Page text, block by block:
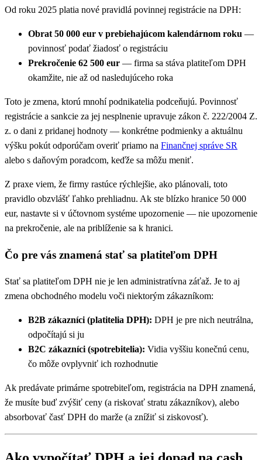
Od roku 2025 platia nové pravidlá povinnej registrácie na DPH:
Obrat 50 000 eur v prebiehajúcom kalendárnom roku —
povinnosť podať žiadosť o registráciu
Prekročenie 62 500 eur — firma sa stáva platiteľom DPH
okamžite, nie až od nasledujúceho roka
Toto je zmena, ktorú mnohí podnikatelia podceňujú. Povinnosť
registrácie a sankcie za jej nesplnenie upravuje zákon č. 222/2004 Z.
z. o dani z pridanej hodnoty — konkrétne podmienky a aktuálnu
výšku pokút odporúčam overiť priamo na Finančnej správe SR
alebo s daňovým poradcom, keďže sa môžu meniť.
Z praxe viem, že firmy rastúce rýchlejšie, ako plánovali, toto
pravidlo obzvlášť ľahko prehliadnu. Ak ste blízko hranice 50 000
eur, nastavte si v účtovnom systéme upozornenie — nie upozornenie
na prekročenie, ale na priblíženie sa k hranici.
Čo pre vás znamená stať sa platiteľom DPH
Stať sa platiteľom DPH nie je len administratívna záťaž. Je to aj
zmena obchodného modelu voči niektorým zákazníkom:
B2B zákazníci (platitelia DPH): DPH je pre nich neutrálna,
odpočítajú si ju
B2C zákazníci (spotrebitelia): Vidia vyššiu konečnú cenu,
čo môže ovplyvniť ich rozhodnutie
Ak predávate primárne spotrebiteľom, registrácia na DPH znamená,
že musíte buď zvýšiť ceny (a riskovať stratu zákazníkov), alebo
absorbovať časť DPH do marže (a znížiť si ziskovosť).